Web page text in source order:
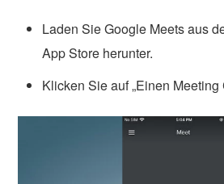
Laden Sie Google Meets aus
App Store herunter.
Klicken Sie auf „Einen Meeting